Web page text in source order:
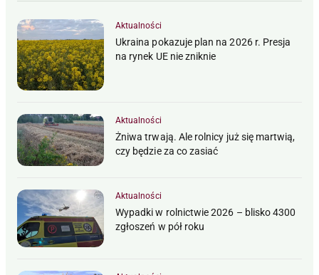
Aktualności
Ukraina pokazuje plan na 2026 r. Presja
na rynek UE nie zniknie
Aktualności
Żniwa trwają. Ale rolnicy już się martwią,
czy będzie za co zasiać
Aktualności
Wypadki w rolnictwie 2026 – blisko 4300
zgłoszeń w pół roku